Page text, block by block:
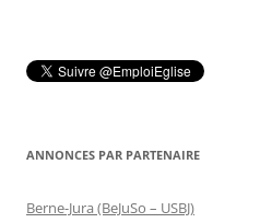
ANNONCES PAR PARTENAIRE
Berne-Jura (BeJuSo – USBJ)